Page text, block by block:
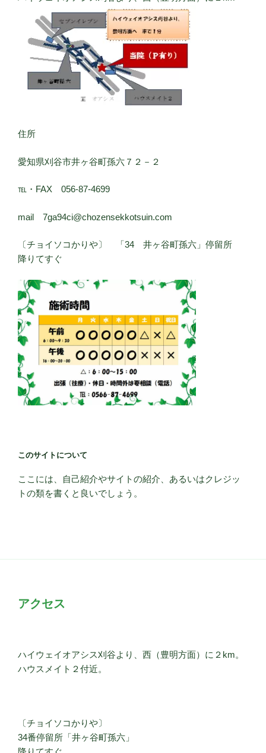
住所
愛知県刈谷市井ヶ谷町孫六７２－２
℡・FAX 056-87-4699
mail 7ga94ci@chozensekkotsuin.com
〔チョイソコかりや〕 「34 井ヶ谷町孫六」停留所
降りてすぐ
このサイトについて
ここには、自己紹介やサイトの紹介、あるいはクレジッ
トの類を書くと良いでしょう。
アクセス
ハイウェイオアシス刈谷より、西（豊明方面）に２km。
ハウスメイト２付近。
〔チョイソコかりや〕
34番停留所「井ヶ谷町孫六」